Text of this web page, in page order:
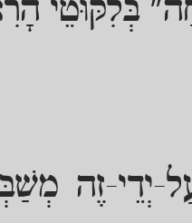
בְּלִקּוּטֵי
יְדֵי-זֶה